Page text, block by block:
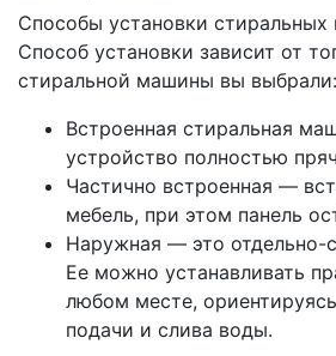
Способы установки
Способ установки зависит от
стиральной машины вы выбрали:
Встроенная стиральная
устройство полностью
Частично встроенная —
мебель, при этом панель
Наружная — это отдельно-
Ее можно устанавливать
любом месте,
подачи и слива воды.